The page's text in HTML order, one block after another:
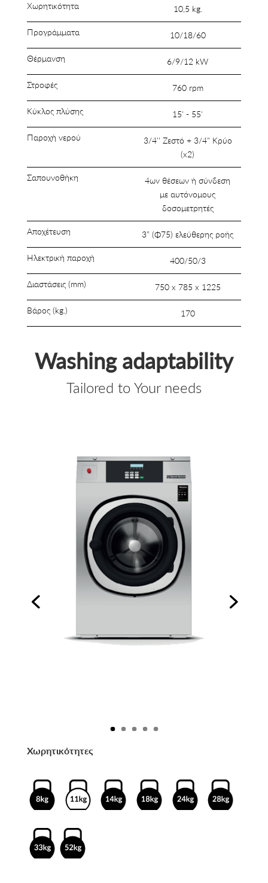
Χωρητικότητα
Προγράμματα
Θέρμανση
Στροφές
Κύκλος πλύσης
Παροχή νερού
Σαπουνοθήκη
Αποχέτευση
Ηλεκτρική παροχή
Διαστάσεις (mm)
Βάρος (kg.)
10,5 kg.
10/18/60
6/9/12 kW
760 rpm
15' - 55'
3/4'' Ζεστό + 3/4" Κρύο
(x2)
4ων θέσεων ή σύνδεση
με αυτόνομους
δοσομετρητές
3” (Φ75) ελεύθερης ροής
400/50/3
750 x 785 x 1225
170
Washing adaptability
Tailored to Your needs
Χωρητικότητες